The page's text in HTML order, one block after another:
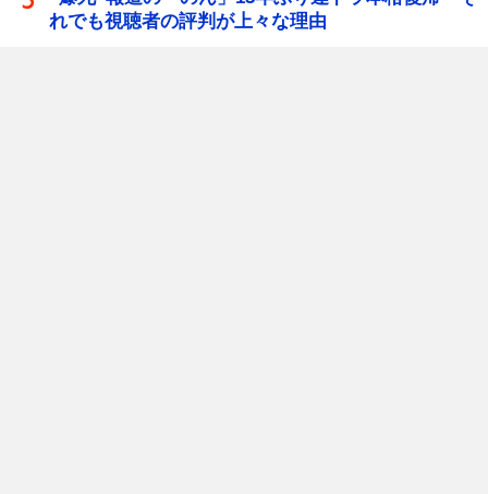
れでも視聴者の評判が上々な理由